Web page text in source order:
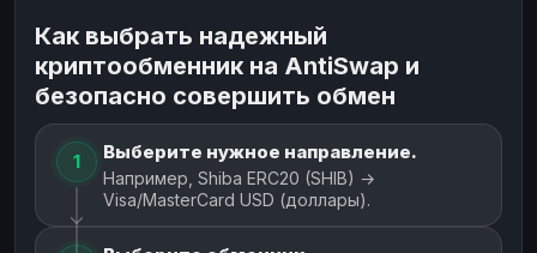
Как выбрать надежный
криптообменник на AntiSwap и
безопасно совершить обмен
1 Выберите нужное направление.
Например, Shiba ERC20 (SHIB) →
Visa/MasterCard USD (доллары).